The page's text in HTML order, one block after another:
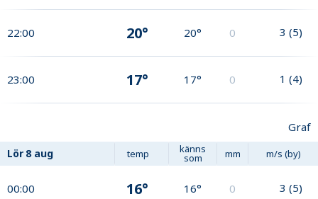
22:00 20° 20° 0 3 (5)
23:00 17° 17° 0 1 (4)
Graf
Lör 8 aug temp känns
som mm m/s (by)
00:00 16° 16° 0 3 (5)